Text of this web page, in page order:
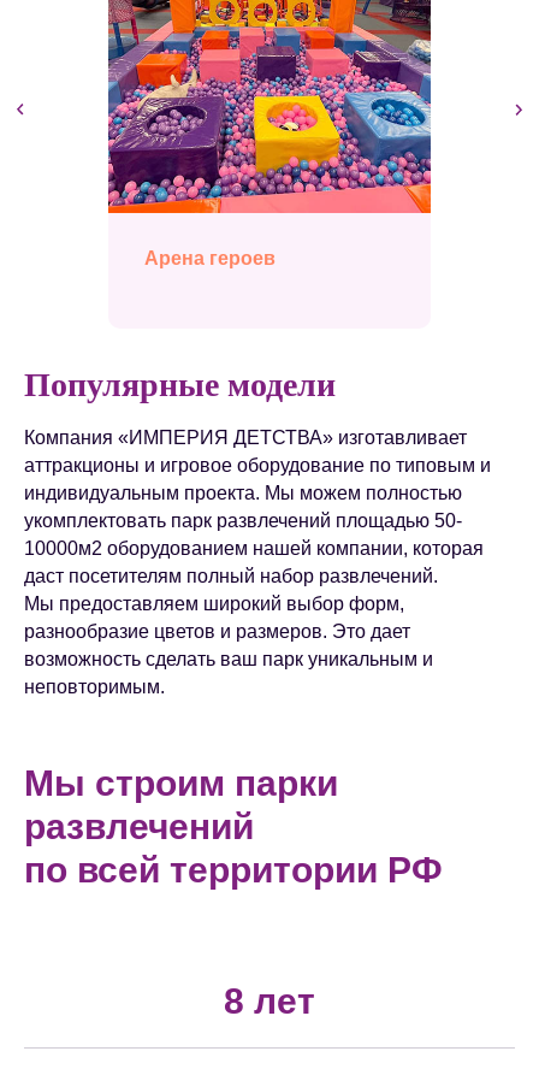
Арена героев
Популярные модели
Компания «ИМПЕРИЯ ДЕТСТВА» изготавливает
аттракционы и игровое оборудование по типовым и
индивидуальным проекта. Мы можем полностью
укомплектовать парк развлечений площадью 50-
10000м2 оборудованием нашей компании, которая
даст посетителям полный набор развлечений.
Мы предоставляем широкий выбор форм,
разнообразие цветов и размеров. Это дает
возможность сделать ваш парк уникальным и
неповторимым.
Мы строим парки
развлечений
по всей территории РФ
8 лет